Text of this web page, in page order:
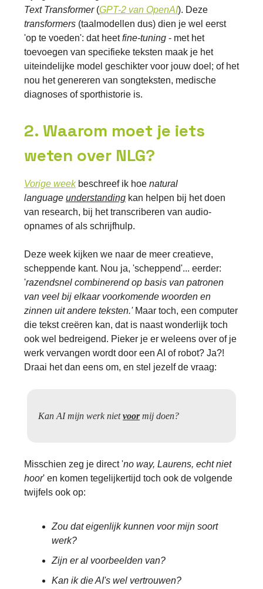
Text Transformer(GPT-2 van OpenAI). Deze
transformers (taalmodellen dus) dien je wel eerst
'op te voeden': dat heetfine-tuning - met het
toevoegen van specifieke teksten maak je het
uiteindelijke model geschikter voor jouw doel; of het
nou het genereren van songteksten, medische
diagnoses of sporthistorie is.
2. Waarom moet je iets
weten over NLG?
Vorige weekbeschreef ik hoe natural
language understanding kan helpen bij het doen
van research, bij het transcriberen van audio-
opnames of als schrijfhulp.
Deze week kijken we naar de meer creatieve,
scheppende kant. Nou ja, 'scheppend'... eerder:
'razendsnel combinerend op basis van patronen
van veel bij elkaar voorkomende woorden en
zinnen uit andere teksten.' Maar toch, een computer
die tekst creëren kan, dat is naast wonderlijk toch
ook wel bedreigend. Pieker je er weleens over of je
werk vervangen wordt door een AI of robot? Ja?!
Draai het dan eens om, en stel jezelf de vraag:
Kan AI mijn werk nietvoormij doen?
Misschien zeg je direct 'no way, Laurens, echt niet
hoor' en komen tegelijkertijd toch ook de volgende
twijfels ook op:
Zou dat eigenlijk kunnen voor mijn soort
werk?
Zijn er al voorbeelden van?
Kan ik die AI's wel vertrouwen?